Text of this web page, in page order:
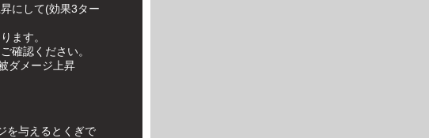
にして(効果3ター
ます。
確認ください。
ダメージ上昇
を与えるとくぎで